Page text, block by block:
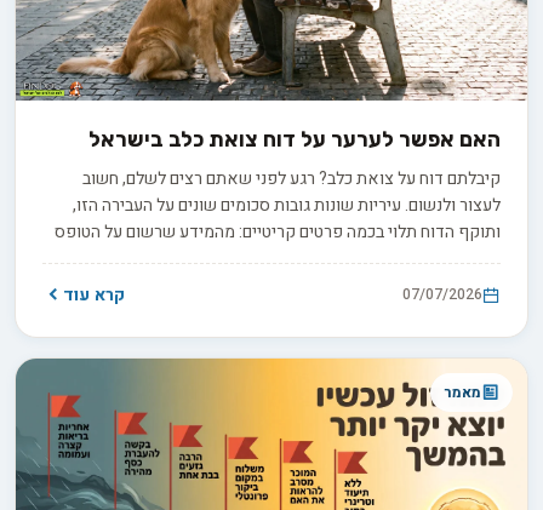
האם אפשר לערער על דוח צואת כלב בישראל
קיבלתם דוח על צואת כלב? רגע לפני שאתם רצים לשלם, חשוב
לעצור ולנשום. עיריות שונות גובות סכומים שונים על העבירה הזו,
ותוקף הדוח תלוי בכמה פרטים קריטיים: מהמידע שרשום על הטופס
ועד לאופן איסוף הראיות בשטח, בין אם מדובר בצילום או בבדיקת
DNA. הנה הפרטים שבודקים ראשון, כדי לדעת אם יש לכם בסיס
אמיתי להתמודד עם הדוח.
07/07/2026 קרא עוד
מאמר